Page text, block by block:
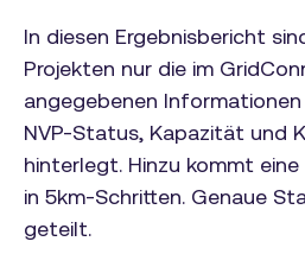
In diesen Ergebnisbericht
Projekten nur die im
angegebenen Informationen
NVP-Status, Kapazität und
hinterlegt. Hinzu kommt
in 5km-Schritten. Genaue
geteilt.